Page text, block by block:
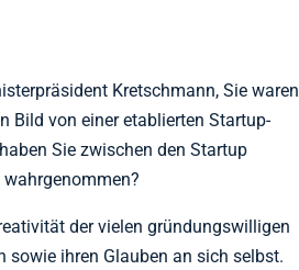
Kretschmann, Sie waren
Bild von einer etablierten Startup-
Sie zwischen den Startup
der vielen gründungswilligen
ihren Glauben an sich selbst.